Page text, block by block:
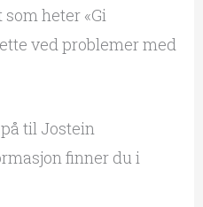
heter «Gi
ved problemer med
til Jostein
finner du i